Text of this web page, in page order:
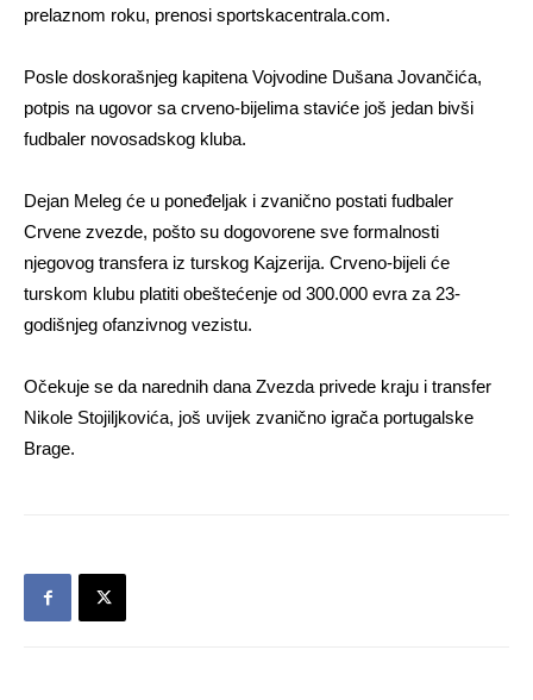
prelaznom roku, prenosi sportskacentrala.com.
Posle doskorašnjeg kapitena Vojvodine Dušana Jovančića,
potpis na ugovor sa crveno-bijelima staviće još jedan bivši
fudbaler novosadskog kluba.
Dejan Meleg će u poneđeljak i zvanično postati fudbaler
Crvene zvezde, pošto su dogovorene sve formalnosti
njegovog transfera iz turskog Kajzerija. Crveno-bijeli će
turskom klubu platiti obeštećenje od 300.000 evra za 23-
godišnjeg ofanzivnog vezistu.
Očekuje se da narednih dana Zvezda privede kraju i transfer
Nikole Stojiljkovića, još uvijek zvanično igrača portugalske
Brage.